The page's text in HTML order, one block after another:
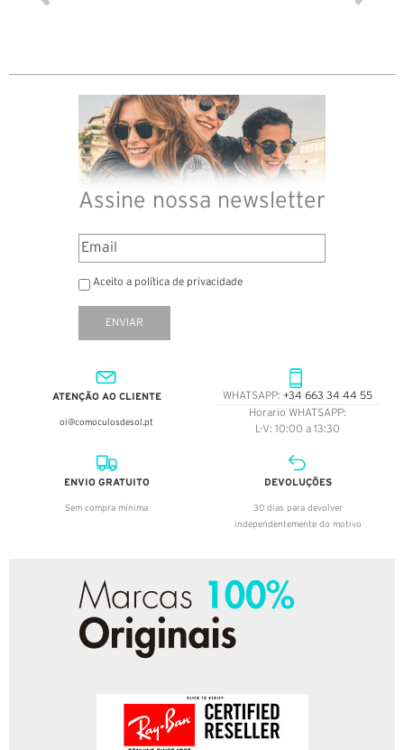
Assine nossa newsletter
Aceito a política de privacidade
ENVIAR
ATENÇÃO AO CLIENTE
oi@comoculosdesol.pt
WHATSAPP: +34 663 34 44 55
Horario WHATSAPP:
L-V: 10:00 a 13:30
ENVIO GRATUITO
Sem compra mínima
DEVOLUÇÕES
30 dias para devolver
independentemente do motivo